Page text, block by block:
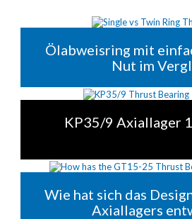
Ölabweisring mit
Nut im
KP35/9 Axiallager
Wie hat sich das
Axiallagers